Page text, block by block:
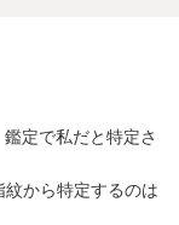
定で私だと特定さ
から特定するのは